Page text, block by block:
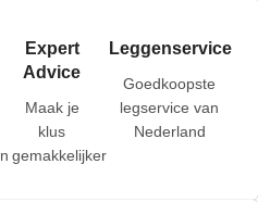
Expert
Advice
Maak je
klus
gemakkelijker
Leggenservice
Goedkoopste
legservice van
Nederland